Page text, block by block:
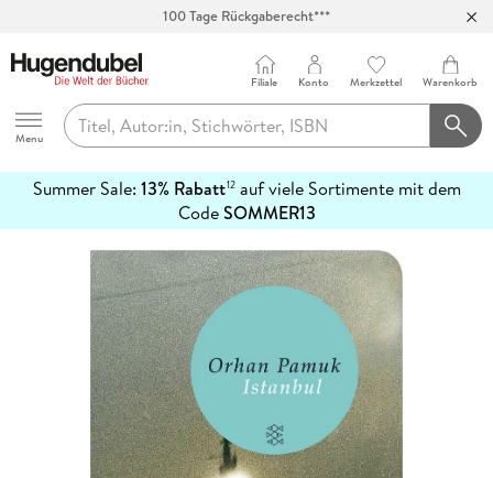
100 Tage Rückgaberecht***
Hugendubel
Menu
Filiale Konto Merkzettel Warenkorb
Summer Sale: 13% Rabatt12auf viele Sortimente mit dem
CodeSOMMER13
erfahren